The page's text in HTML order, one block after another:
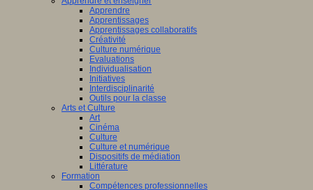
Apprendre
Apprentissages
Apprentissages collaboratifs
Créativité
Culture numérique
Evaluations
Individualisation
Initiatives
Interdisciplinarité
Outils pour la classe
Arts et Culture
Art
Cinéma
Culture
Culture et numérique
Dispositifs de médiation
Littérature
Formation
Compétences professionnelles